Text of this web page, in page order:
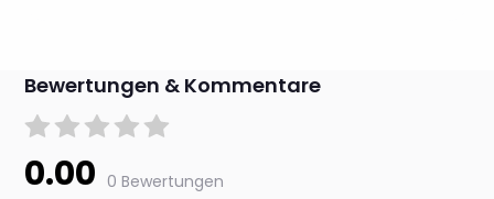
Bewertungen & Kommentare
0.00 0 Bewertungen